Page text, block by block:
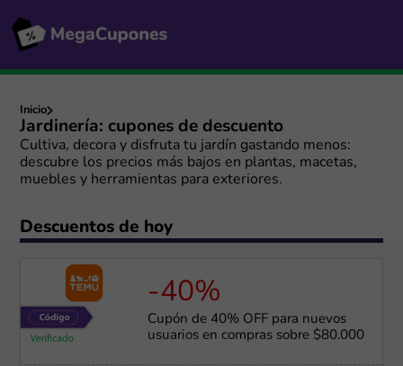
Inicio
Jardinería: cupones de descuento
Cultiva, decora y disfruta tu jardín gastando menos:
descubre los precios más bajos en plantas, macetas,
muebles y herramientas para exteriores.
Descuentos de hoy
-40%
Cupón de 40% OFF para nuevos
usuarios en compras sobre $80.000